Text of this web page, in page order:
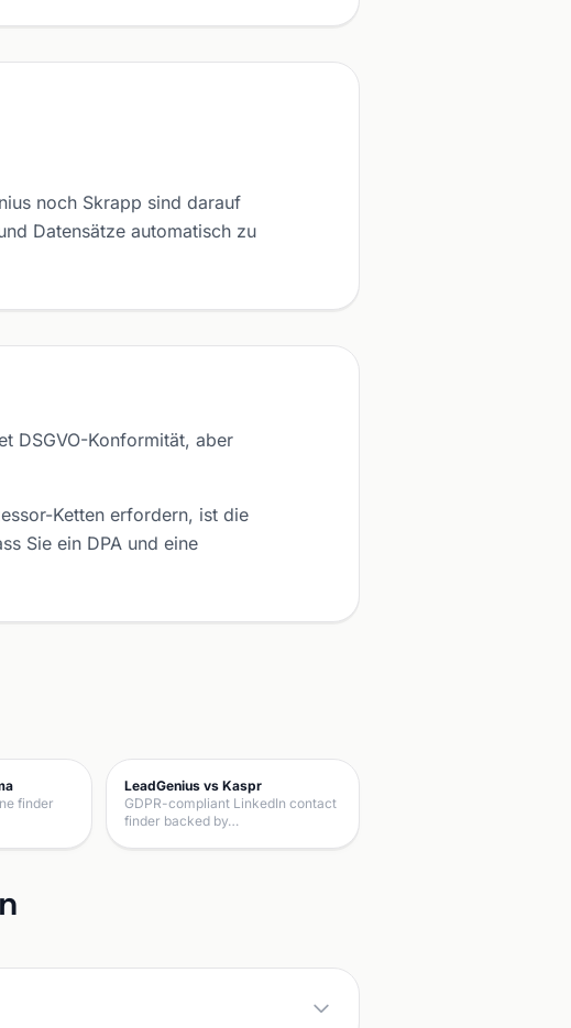
noch Skrapp sind darauf
Datensätze automatisch zu
DSGVO-Konformität, aber
Ketten erfordern, ist die
Sie ein DPA und eine
finder
LeadGenius vs Kaspr
GDPR-compliant LinkedIn contact
finder backed by…